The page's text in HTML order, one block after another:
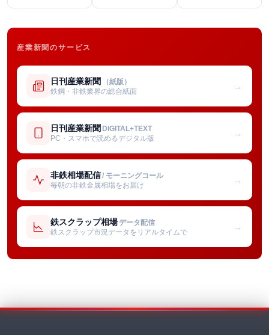
産業新聞のサービス
日刊産業新聞 （紙版）
鉄鋼・非鉄業界の総合紙面
→
日刊産業新聞 DIGITAL+TEXT
PC・スマホで読めるデジタル版
→
非鉄相場配信/ モーニングコール
毎朝の非鉄金属相場をお届け
→
鉄スクラップ相場 データ配信
鉄スクラップ市況データをリアルタイムで
→